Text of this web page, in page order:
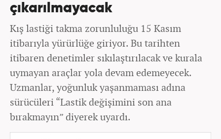
çıkarılmayacak
Kış lastiği takma zorunluluğu 15 Kasım
itibarıyla yürürlüğe giriyor. Bu tarihten
itibaren denetimler sıkılaştırılacak ve kurala
uymayan araçlar yola devam edemeyecek.
Uzmanlar, yoğunluk yaşanmaması adına
sürücüleri “Lastik değişimini son ana
bırakmayın” diyerek uyardı.